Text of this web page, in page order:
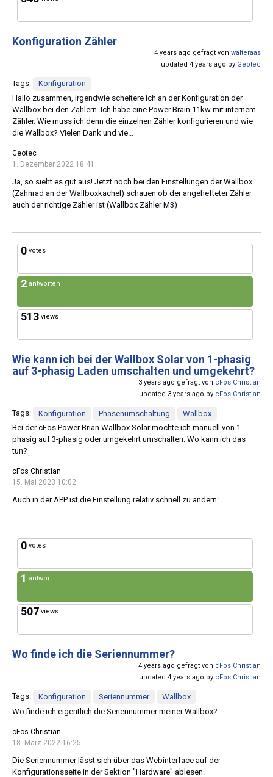
Konfiguration Zähler
4 years ago gefragt von walteraas
updated 4 years ago by Geotec
Tags:
Konfiguration
Hallo zusammen, irgendwie scheitere ich an der Konfiguration der
Wallbox bei den Zählern. Ich habe eine Power Brain 11kw mit internem
Zähler. Wie muss ich denn die einzelnen Zähler konfigurieren und wie
die Wallbox? Vielen Dank und vie...
Geotec
1. Dezember 2022 18:41
Ja, so sieht es gut aus! Jetzt noch bei den Einstellungen der Wallbox
(Zahnrad an der Wallboxkachel) schauen ob der angehefteter Zähler
auch der richtige Zähler ist (Wallbox Zähler M3)
0 votes
2 antworten
513 views
Wie kann ich bei der Wallbox Solar von 1-phasig
auf 3-phasig Laden umschalten und umgekehrt?
3 years ago gefragt von cFos Christian
updated 3 years ago by cFos Christian
Tags: Konfiguration Phasenumschaltung
Wallbox
Bei der cFos Power Brian Wallbox Solar möchte ich manuell von 1-
phasig auf 3-phasig oder umgekehrt umschalten. Wo kann ich das
tun?
cFos Christian
15. Mai 2023 10:02
Auch in der APP ist die Einstellung relativ schnell zu ändern:
0 votes
1 antwort
507 views
Wo finde ich die Seriennummer?
4 years ago gefragt von cFos Christian
updated 4 years ago by cFos Christian
Tags: Konfiguration Seriennummer
Wallbox
Wo finde ich eigentlich die Seriennummer meiner Wallbox?
cFos Christian
18. März 2022 16:25
Die Seriennummer lässt sich über das Webinterface auf der
Konfigurationsseite in der Sektion "Hardware" ablesen.